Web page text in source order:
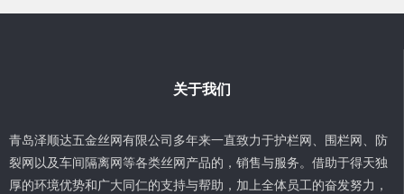
关于我们
青岛泽顺达五金丝网有限公司多年来一直致力于护栏网、围栏网、防
裂网以及车间隔离网等各类丝网产品的，销售与服务。借助于得天独
厚的环境优势和广大同仁的支持与帮助，加上全体员工的奋发努力，